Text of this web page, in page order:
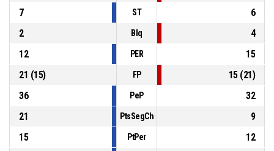
7
ST
6
2
Blq
4
12
PER
15
21 (15) FP 15(21)
36
PeP
32
21
PtsSegCh
9
15
PtPer
12